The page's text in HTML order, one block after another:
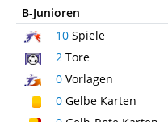
B-Junioren
10 Spiele
2 Tore
0 Vorlagen
0 Gelbe Karten